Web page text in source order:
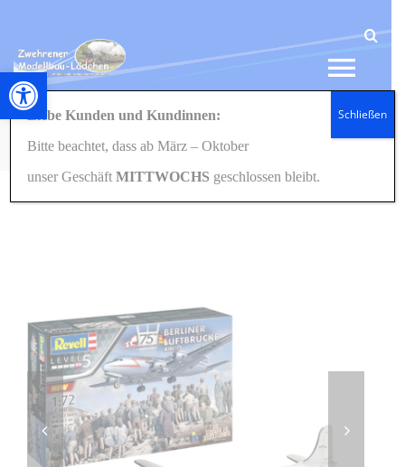
Werkzeugleiste öffnen
springen
HOME
GESCHENKIDEEN
KONTAKT
MEIN KONTO
Startseite Modellbau Flugzeuge
05652 Geschenkset 75th Anniversary „Berliner
Liebe Kunden und Kundinnen:
Bitte beachtet, dass ab März – Oktober
unser GeschäftMITTWOCHS geschlossen bleibt.
Schließen